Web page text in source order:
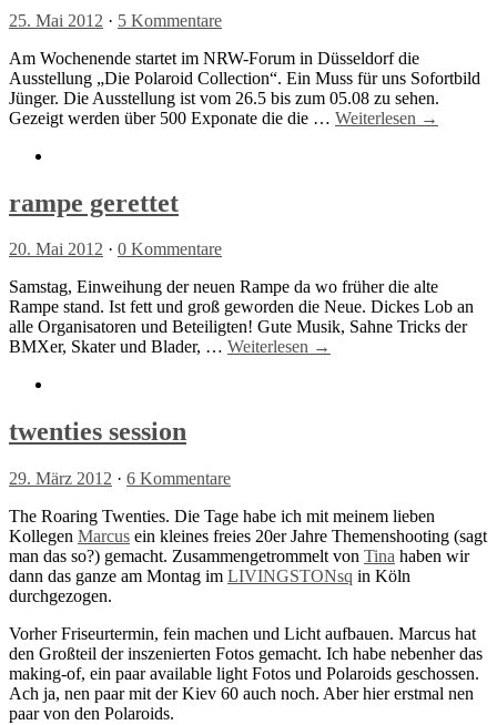
25. Mai 2012 · 5 Kommentare
Am Wochenende startet im NRW-Forum in Düsseldorf die
Ausstellung „Die Polaroid Collection“. Ein Muss für uns Sofortbild
Jünger. Die Ausstellung ist vom 26.5 bis zum 05.08 zu sehen.
Gezeigt werden über 500 Exponate die die … Weiterlesen →
rampe gerettet
20. Mai 2012 · 0 Kommentare
Samstag, Einweihung der neuen Rampe da wo früher die alte
Rampe stand. Ist fett und groß geworden die Neue. Dickes Lob an
alle Organisatoren und Beteiligten! Gute Musik, Sahne Tricks der
BMXer, Skater und Blader, … Weiterlesen →
twenties session
29. März 2012 · 6 Kommentare
The Roaring Twenties. Die Tage habe ich mit meinem lieben
Kollegen Marcus ein kleines freies 20er Jahre Themenshooting (sagt
man das so?) gemacht. Zusammengetrommelt von Tina haben wir
dann das ganze am Montag im LIVINGSTONsq in Köln
durchgezogen.
Vorher Friseurtermin, fein machen und Licht aufbauen. Marcus hat
den Großteil der inszenierten Fotos gemacht. Ich habe nebenher das
making-of, ein paar available light Fotos und Polaroids geschossen.
Ach ja, nen paar mit der Kiev 60 auch noch. Aber hier erstmal nen
paar von den Polaroids.